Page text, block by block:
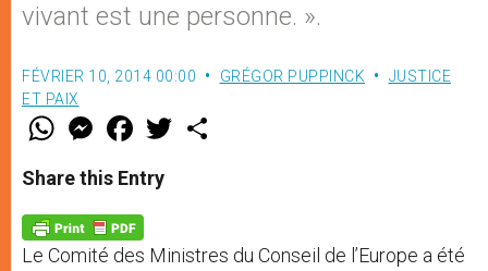
vivant est une personne. ».
FÉVRIER 10, 2014 00:00 GRÉGOR PUPPINCK
JUSTICE
ET PAIX
W
t
s
p
p
M
e
s
e
g
e
r
F
a
e
b
o
k
w
Share this Entry
Le Comité des Ministres du Conseil de l’Europe a été